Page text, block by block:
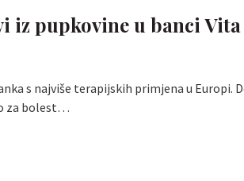
iz pupkovine u banci Vita
s najviše terapijskih primjena u Europi.
za bolest…